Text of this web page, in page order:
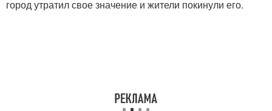
город утратил свое значение и жители покинули его.